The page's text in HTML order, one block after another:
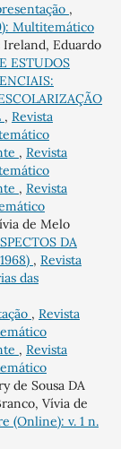
,
Multitemático
Eduardo
ESTUDOS
, Revista
, Revista
, Revista
de Melo
DA
, Revista
das
, Revista
, Revista
de Sousa DA
Vívia de
(Online): v. 1 n.